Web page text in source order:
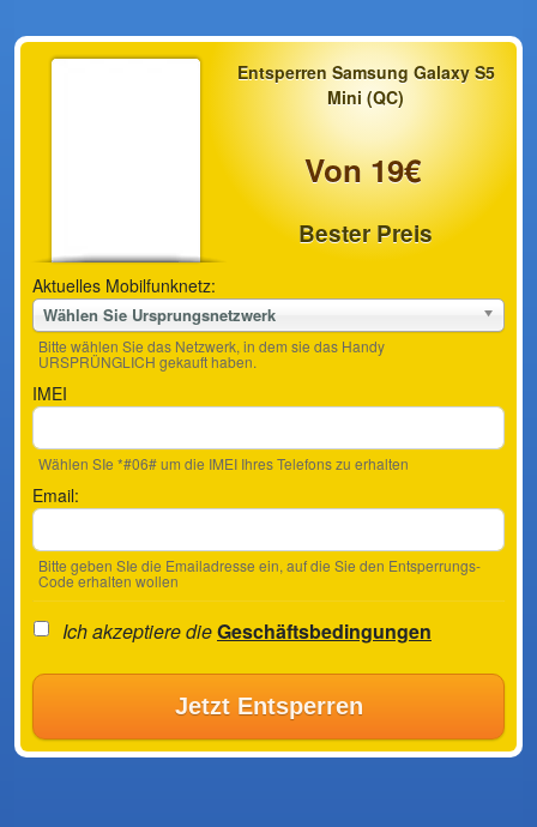
Entsperren Samsung Galaxy S5
Mini (QC)
Von 19€
Bester Preis
Aktuelles Mobilfunknetz:
Wählen Sie Ursprungsnetzwerk
Bitte wählen Sie das Netzwerk, in dem sie das Handy
URSPRÜNGLICH gekauft haben.
IMEI
Wählen SIe *#06# um die IMEI Ihres Telefons zu erhalten
Email:
Bitte geben SIe die Emailadresse ein, auf die Sie den Entsperrungs-
Code erhalten wollen
Ich akzeptiere dieGeschäftsbedingungen
Jetzt Entsperren